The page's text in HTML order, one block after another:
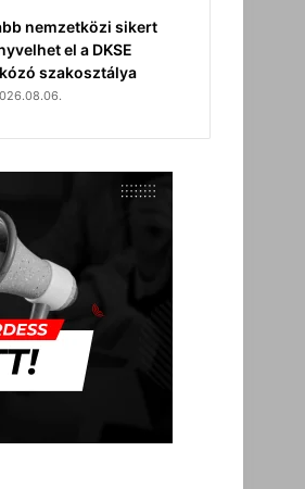
nemzetközi sikert
el a DKSE
szakosztálya